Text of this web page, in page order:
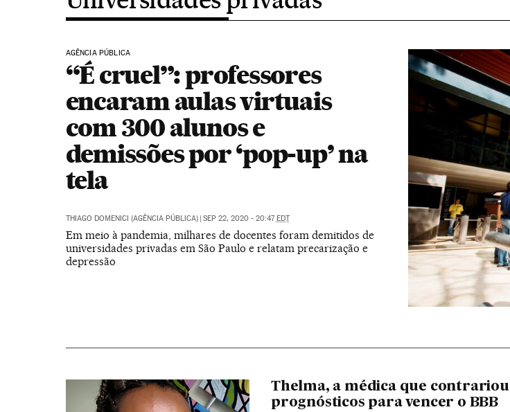
AGÊNCIA PÚBLICA
“É cruel”: professores
encaram aulas virtuais
com 300 alunos e
demissões por ‘pop-up’ na
tela
THIAGO DOMENICI (AGÊNCIA PÚBLICA) | SEP 22, 2020 - 20:47EDT
Em meio à pandemia, milhares de docentes foram demitidos de
universidades privadas em São Paulo e relatam precarização e
depressão
Thelma, a médica que contrariou
prognósticos para vencer o BBB